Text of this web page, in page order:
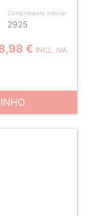
Comprimento interior
2925
€ INCL. IVA